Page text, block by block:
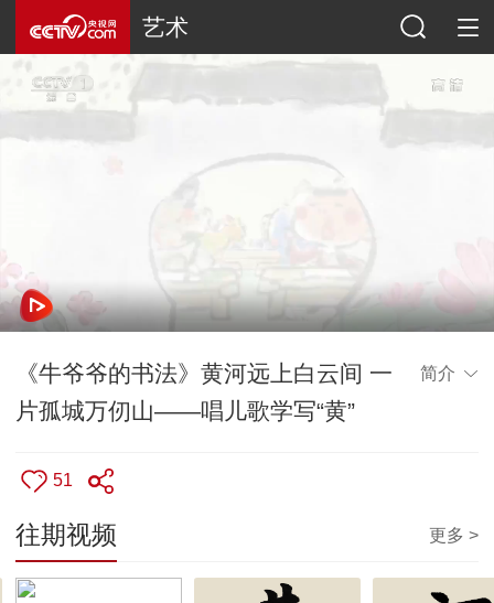
艺术
《牛爷爷的书法》黄河远上白云间 一
片孤城万仞山——唱儿歌学写“黄”
简介
51
往期视频 更多 >